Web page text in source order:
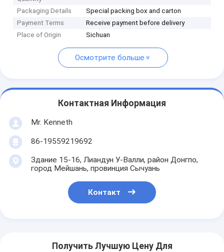
Packaging Details
Special packing box and carton
Payment Terms
Receive payment before delivery
Place of Origin
Sichuan
Осмотрите больше
Контактная Информация
Mr. Kenneth
86-19559219692
Здание 15-16, Лиандун У-Валли, район Донгпо,
город Мейшань, провинция Сычуань
Контакт
Получить Лучшую Цену Для